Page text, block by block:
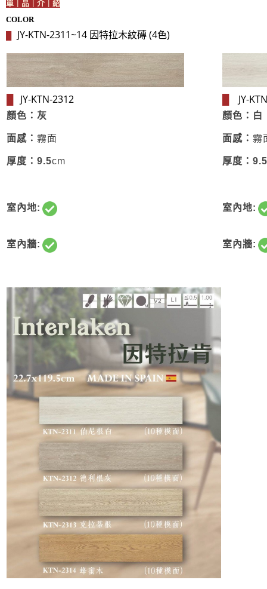
單｜品｜介｜紹
COLOR
JY-KTN-2311~14 因特拉木紋磚 (4色)
JY-KTN-2312
顏色：灰
面感： 霧面
厚度：9.5cm
室內地:
室內牆:
JY-
顏色：白
面感： 霧
厚度：9.5
室內地:
室內牆: